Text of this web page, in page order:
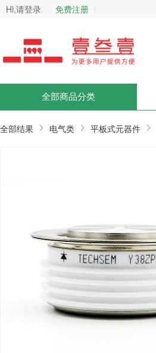
Hi,请登录 免费注册
全部商品分类
全部结果 电气类 平板式元器件